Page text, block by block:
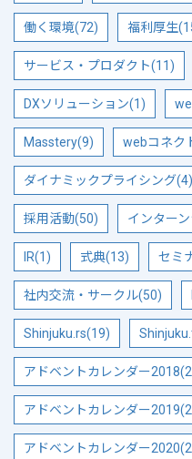
働く環境(72) 福利厚生
サービス・プロダクト(11)
DXソリューション(1)
Masstery(9) webコネク
ダイナミックプライシング(4)
採用活動(50) インター
IR(1) 式典(13) セミ
社内交流・サークル(50)
Shinjuku.rs(19)
アドベントカレンダー
アドベントカレンダー
アドベントカレンダー